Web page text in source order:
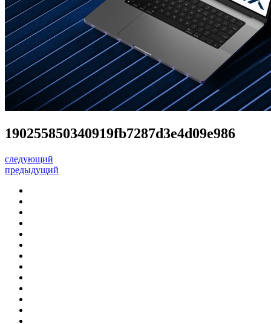
190255850340919fb7287d3e4d09e986
следующий
предыдущий